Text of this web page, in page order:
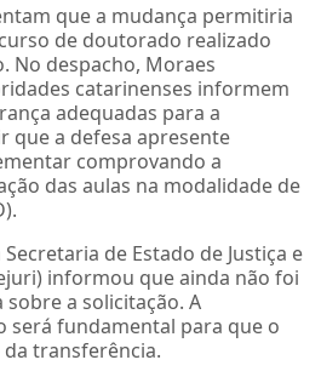
que a mudança permitiria
de doutorado realizado
No despacho, Moraes
catarinenses informem
adequadas para a
que a defesa apresente
comprovando a
das aulas na modalidade de
de Estado de Justiça e
informou que ainda não foi
a solicitação. A
será fundamental para que o
da transferência.